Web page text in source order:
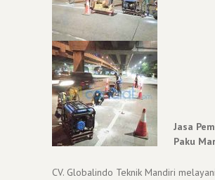
Jasa
Paku
CV. Globalindo Teknik Mandiri